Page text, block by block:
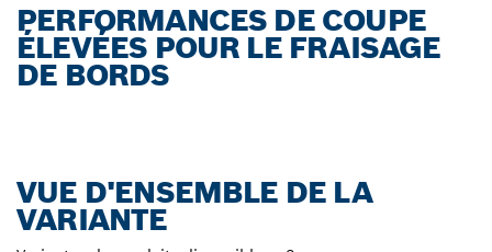
PERFORMANCES DE COUPE
ÉLEVÉES POUR LE FRAISAGE
DE BORDS
VUE D'ENSEMBLE DE LA
VARIANTE